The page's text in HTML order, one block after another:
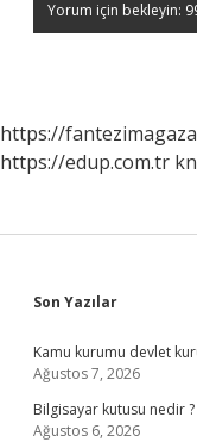
https://
https://edup.com.tr
Sidebar
Son Yazılar
Kamu kurumu devlet
Ağustos 7, 2026
Bilgisayar kutusu nedir ?
Ağustos 6, 2026